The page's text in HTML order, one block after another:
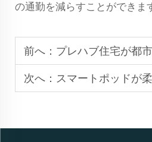
の通勤を減らすことができま
前へ： プレハブ住宅が都
次へ： スマートポッドが柔軟な住